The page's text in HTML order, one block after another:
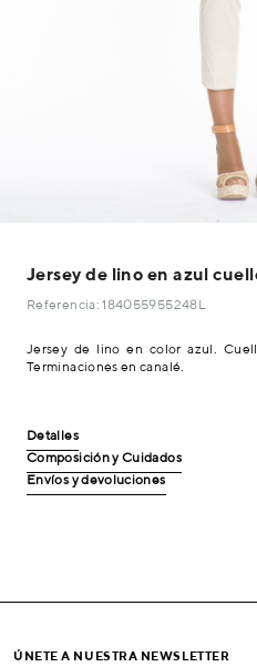
Jersey de lino en azul
Referencia: 184055955248L
Jersey de lino en color azul.
Terminaciones en canalé.
Detalles
Composición y Cuidados
Envíos y devoluciones
ÚNETE A NUESTRA NEWSLETTER